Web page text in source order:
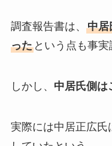
調査報告書は、 中居
ったという点も事実
しかし、 中居氏側は
実際には中居正広氏